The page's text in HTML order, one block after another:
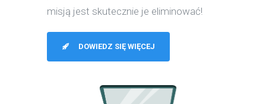
misją jest skutecznie je eliminować!
DOWIEDZ SIĘ WIĘCEJ